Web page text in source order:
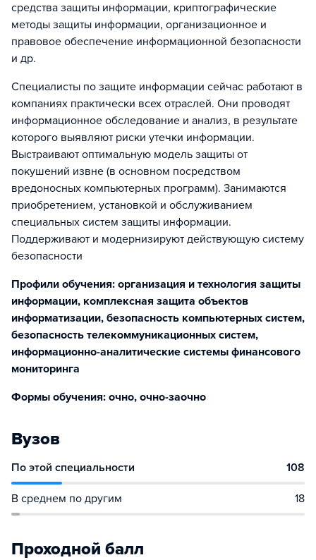
средства защиты информации, криптографические
методы защиты информации, организационное и
правовое обеспечение информационной безопасности
и др.
Специалисты по защите информации сейчас работают в
компаниях практически всех отраслей. Они проводят
информационное обследование и анализ, в результате
которого выявляют риски утечки информации.
Выстраивают оптимальную модель защиты от
покушений извне (в основном посредством
вредоносных компьютерных программ). Занимаются
приобретением, установкой и обслуживанием
специальных систем защиты информации.
Поддерживают и модернизируют действующую систему
безопасности
Профили обучения: организация и технология защиты
информации, комплексная защита объектов
информатизации, безопасность компьютерных систем,
безопасность телекоммуникационных систем,
информационно-аналитические системы финансового
мониторинга
Формы обучения: очно, очно-заочно
Вузов
По этой специальности 108
В среднем по другим 18
Проходной балл